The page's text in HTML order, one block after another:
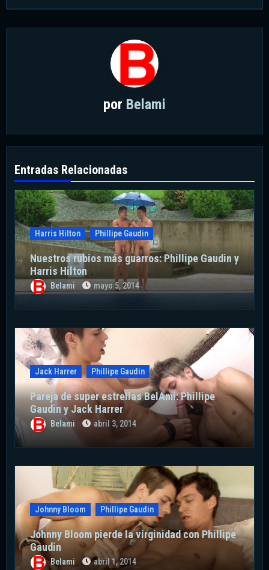
por Belami
Entradas Relacionadas
Harris Hilton Phillipe Gaudin
Nuestros rubios más guarros: Phillipe Gaudin y
Harris Hilton
Belami mayo 5, 2014
Jack Harrer Phillipe Gaudin
Pareja de super estrellas BelAmi: Phillipe
Gaudin y Jack Harrer
Belami abril 3, 2014
Johnny Bloom Phillipe Gaudin
Johnny Bloom pierde la virginidad con Phillipe
Gaudin
Belami abril 1, 2014